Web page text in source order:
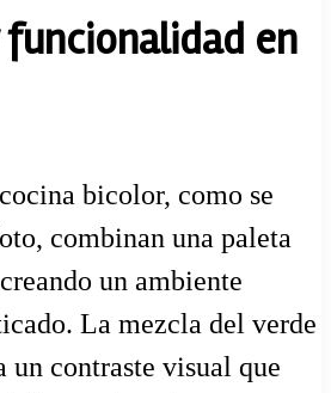
funcionalidad en
bicolor, como se
combinan una paleta
un ambiente
La mezcla del verde
un contraste visual que